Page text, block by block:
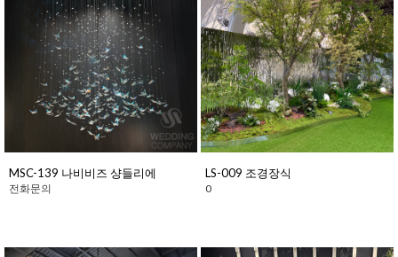
MSC-139 나비비즈 샹들리에
전화문의
LS-009 조경장식
0